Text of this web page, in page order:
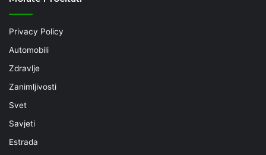
Privacy Policy
Automobili
Zdravlje
Zanimljivosti
Svet
Savjeti
Estrada